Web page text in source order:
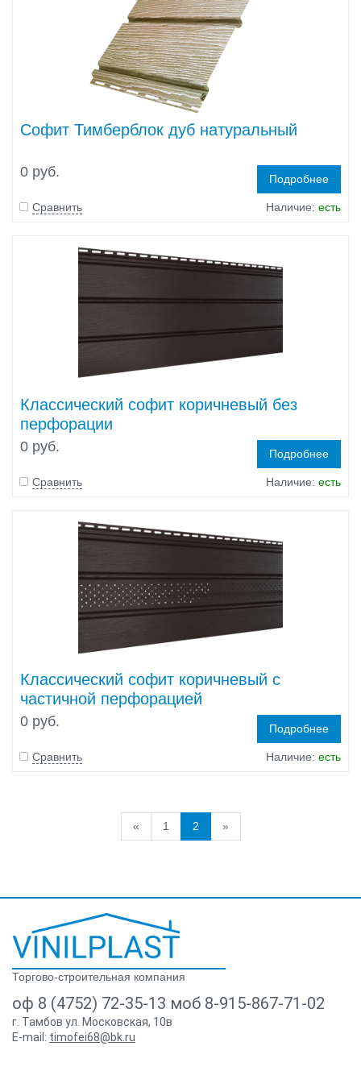
Софит Тимберблок дуб натуральный
0 руб. Подробнее
Сравнить Наличие: есть
Классический софит коричневый без
перфорации
0 руб. Подробнее
Сравнить Наличие: есть
Классический софит коричневый c
частичной перфорацией
0 руб. Подробнее
Сравнить Наличие: есть
« 1 2 »
Торгово-строительная компания
оф 8 (4752) 72-35-13 моб 8-915-867-71-02
г. Тамбов ул. Московская, 10в
E-mail: timofei68@bk.ru